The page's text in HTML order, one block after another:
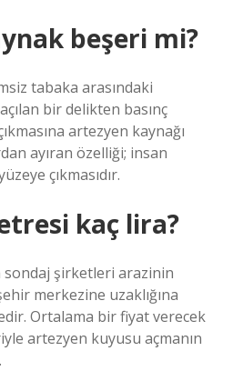
beşeri mi?
tabaka arasındaki
bir delikten basınç
artezyen kaynağı
ayıran özelliği; insan
çıkmasıdır.
kaç lira?
sondaj şirketleri arazinin
merkezine uzaklığına
Ortalama bir fiyat verecek
artezyen kuyusu açmanın